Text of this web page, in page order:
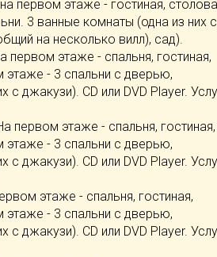
первом этаже - гостиная,
3 ванные комнаты (одна из них с
на несколько вилл), сад).
первом этаже - спальня, гостиная,
этаже - 3 спальни с дверью,
джакузи). CD или DVD Player.
первом этаже - спальня, гостиная,
этаже - 3 спальни с дверью,
джакузи). CD или DVD Player.
этаже - спальня, гостиная,
этаже - 3 спальни с дверью,
джакузи). CD или DVD Player.